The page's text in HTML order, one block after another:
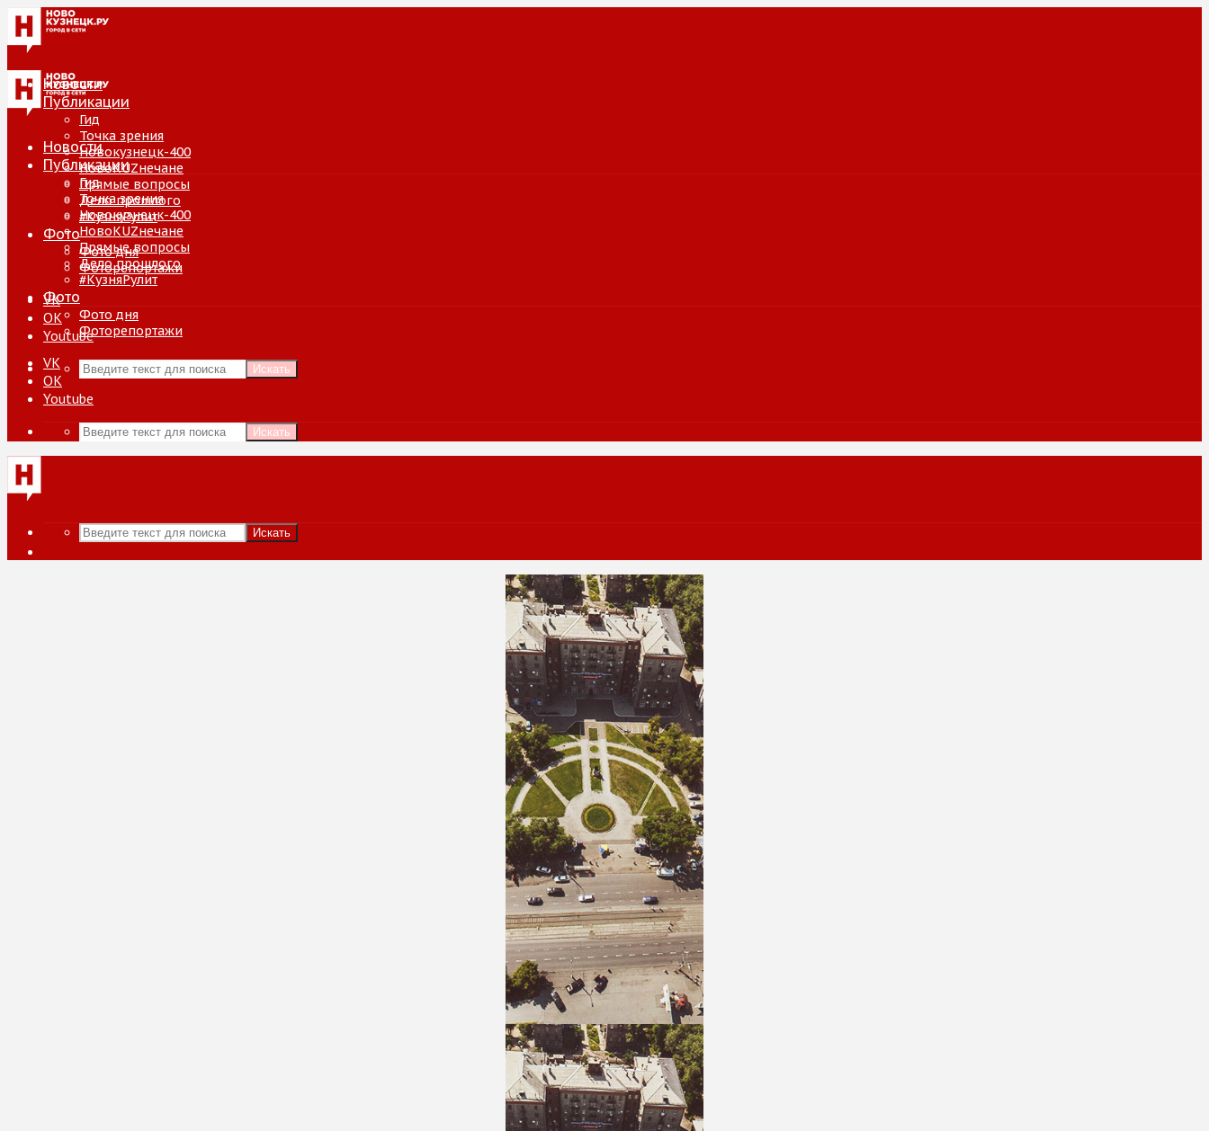
Новости
Публикации
Гид
Точка зрения
Новокузнецк-400
НовоKUZнечане
Прямые вопросы
Дело прошлого
#КузняРулит
Фото
Фото дня
Фоторепортажи
VK
ОК
Youtube
Искать
Новости
Публикации
Гид
Точка зрения
Новокузнецк-400
НовоKUZнечане
Прямые вопросы
Дело прошлого
#КузняРулит
Фото
Фото дня
Фоторепортажи
VK
ОК
Youtube
Искать
Искать